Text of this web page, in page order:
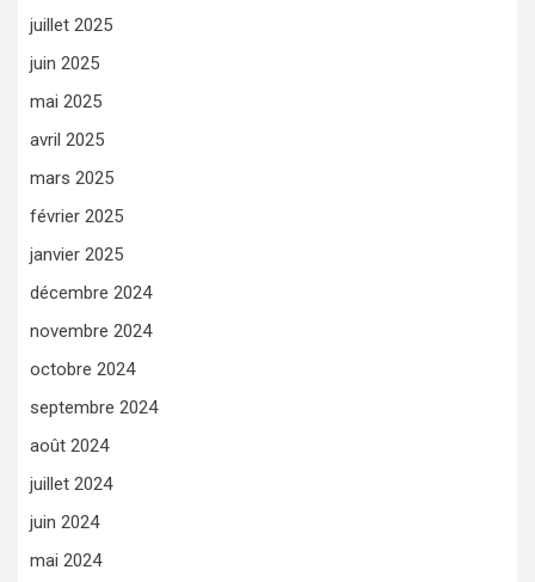
juillet 2025
juin 2025
mai 2025
avril 2025
mars 2025
février 2025
janvier 2025
décembre 2024
novembre 2024
octobre 2024
septembre 2024
août 2024
juillet 2024
juin 2024
mai 2024